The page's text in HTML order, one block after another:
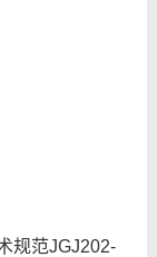
规范JGJ202-